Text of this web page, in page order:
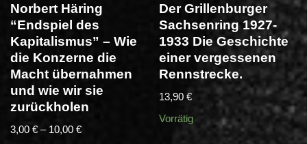
Norbert Häring
“Endspiel des
Kapitalismus” – Wie
die Konzerne die
Macht übernahmen
und wie wir sie
zurückholen
3,00 € – 10,00 €
Der Grillenburger
Sachsenring 1927-
1933 Die Geschichte
einer vergessenen
Rennstrecke.
13,90€
Vorrätig